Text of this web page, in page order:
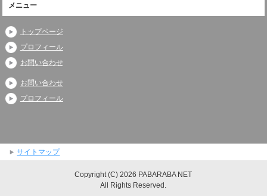
メニュー
トップページ
プロフィール
お問い合わせ
お問い合わせ
プロフィール
サイトマップ
Copyright (C) 2026 PABARABA NET
All Rights Reserved.